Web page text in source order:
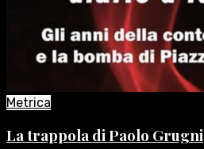
Metrica
La trappola di Paolo Grugni